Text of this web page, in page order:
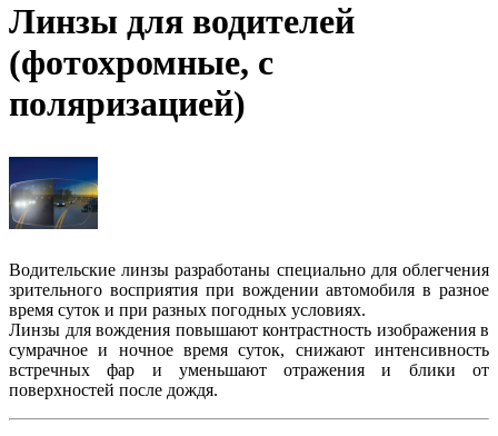
Линзы для водителей
(фотохромные, с
поляризацией)
Водительские линзы разработаны специально для облегчения
зрительного восприятия при вождении автомобиля в разное
время суток и при разных погодных условиях.
Линзы для вождения повышают контрастность изображения в
сумрачное и ночное время суток, снижают интенсивность
встречных фар и уменьшают отражения и блики от
поверхностей после дождя.